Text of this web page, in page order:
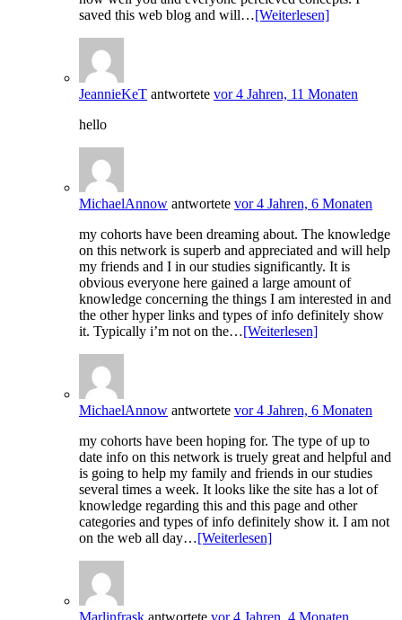
saved this web blog and will…[Weiterlesen]
JeannieKeT antwortete vor 4 Jahren, 11 Monaten
hello
MichaelAnnow antwortete vor 4 Jahren, 6 Monaten
my cohorts have been dreaming about. The knowledge
on this network is superb and appreciated and will help
my friends and I in our studies significantly. It is
obvious everyone here gained a large amount of
knowledge concerning the things I am interested in and
the other hyper links and types of info definitely show
it. Typically i’m not on the…[Weiterlesen]
MichaelAnnow antwortete vor 4 Jahren, 6 Monaten
my cohorts have been hoping for. The type of up to
date info on this network is truely great and helpful and
is going to help my family and friends in our studies
several times a week. It looks like the site has a lot of
knowledge regarding this and this page and other
categories and types of info definitely show it. I am not
on the web all day…[Weiterlesen]
Marlinfrask antwortete vor 4 Jahren, 4 Monaten